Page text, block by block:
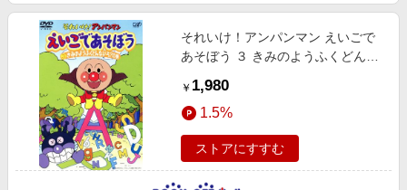
それいけ！アンパンマン えいごで
あそぼう ３ きみのようふくどんな
￥ 1,980
1.5%
ストアにすすむ